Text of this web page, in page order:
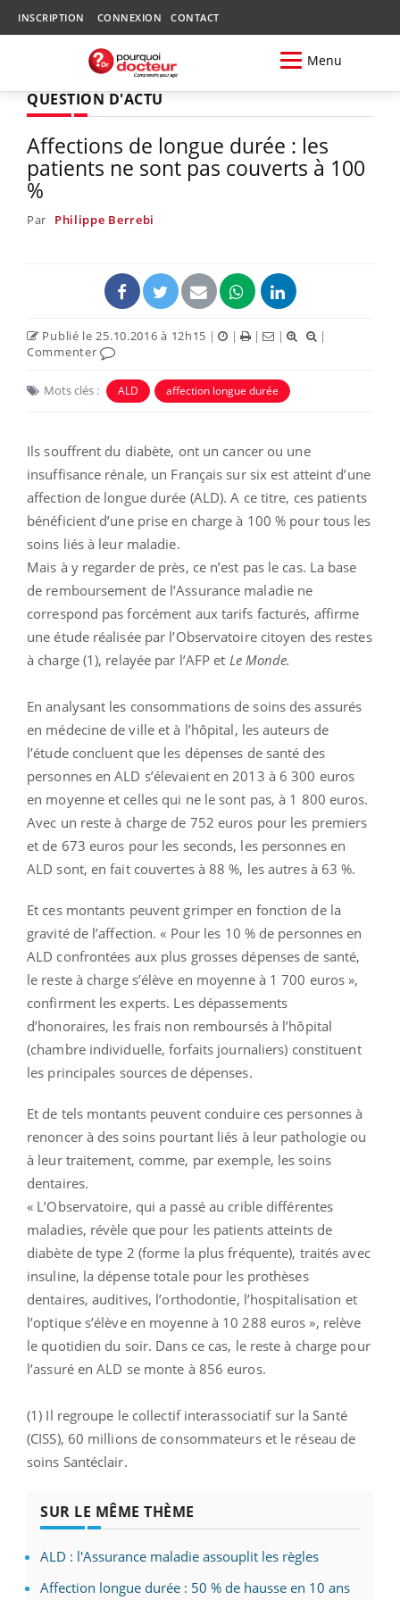
INSCRIPTION CONNEXION CONTACT
Menu
QUESTION D'ACTU
Affections de longue durée : les
patients ne sont pas couverts à 100
%
Par Philippe Berrebi
Publié le 25.10.2016 à 12h15 | | | |
|
Commenter
Mots clés : ALD affection longue durée
Ils souffrent du diabète, ont un cancer ou une
insuffisance rénale, un Français sur six est atteint d’une
affection de longue durée (ALD). A ce titre, ces patients
bénéficient d’une prise en charge à 100 % pour tous les
soins liés à leur maladie.
Mais à y regarder de près, ce n’est pas le cas. La base
de remboursement de l’Assurance maladie ne
correspond pas forcément aux tarifs facturés, affirme
une étude réalisée par l’Observatoire citoyen des restes
à charge (1), relayée par l’AFP et Le Monde.
En analysant les consommations de soins des assurés
en médecine de ville et à l’hôpital, les auteurs de
l’étude concluent que les dépenses de santé des
personnes en ALD s’élevaient en 2013 à 6 300 euros
en moyenne et celles qui ne le sont pas, à 1 800 euros.
Avec un reste à charge de 752 euros pour les premiers
et de 673 euros pour les seconds, les personnes en
ALD sont, en fait couvertes à 88 %, les autres à 63 %.
Et ces montants peuvent grimper en fonction de la
gravité de l’affection. « Pour les 10 % de personnes en
ALD confrontées aux plus grosses dépenses de santé,
le reste à charge s’élève en moyenne à 1 700 euros »,
confirment les experts. Les dépassements
d’honoraires, les frais non remboursés à l’hôpital
(chambre individuelle, forfaits journaliers) constituent
les principales sources de dépenses.
Et de tels montants peuvent conduire ces personnes à
renoncer à des soins pourtant liés à leur pathologie ou
à leur traitement, comme, par exemple, les soins
dentaires.
« L’Observatoire, qui a passé au crible différentes
maladies, révèle que pour les patients atteints de
diabète de type 2 (forme la plus fréquente), traités avec
insuline, la dépense totale pour les prothèses
dentaires, auditives, l’orthodontie, l’hospitalisation et
l’optique s’élève en moyenne à 10 288 euros », relève
le quotidien du soir. Dans ce cas, le reste à charge pour
l’assuré en ALD se monte à 856 euros.
(1) Il regroupe le collectif interassociatif sur la Santé
(CISS), 60 millions de consommateurs et le réseau de
soins Santéclair.
SUR LE MÊME THÈME
ALD : l'Assurance maladie assouplit les règles
Affection longue durée : 50 % de hausse en 10 ans